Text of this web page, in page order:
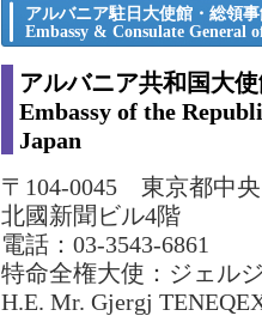
アルバニア駐日大使館・総領
Embassy & Consulate General
アルバニア共和国大
Embassy of the
Japan
〒104-0045 東京都中
北國新聞ビル4階
電話：03-3543-6861
特命全権大使：ジェル
H.E. Mr. Gjergj